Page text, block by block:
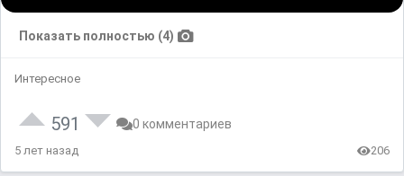
Показать полностью (4)
Интересное
591 0 комментариев
5 лет назад 206